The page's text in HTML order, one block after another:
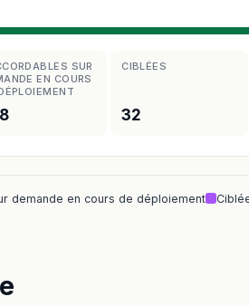
SUR
EN COURS
CIBLÉES
32
demande en cours de déploiement